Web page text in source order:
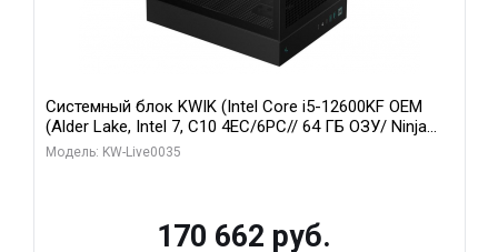
Системный блок KWIK (Intel Core i5-12600KF OEM
(Alder Lake, Intel 7, C10 4EC/6PC// 64 ГБ ОЗУ/ Ninja
Sinotex GTX1650 4GB 128bit GDDR6 DVI DP HDMI 2/
Модель: KW-Live0035
170 662 руб.